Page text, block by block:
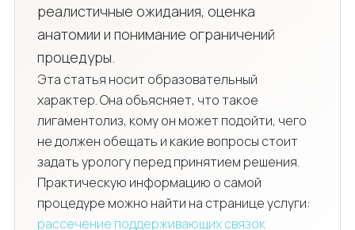
реалистичные ожидания, оценка
анатомии и понимание ограничений
процедуры.
Эта статья носит образовательный
характер. Она объясняет, что такое
лигаментолиз, кому он может подойти, чего
не должен обещать и какие вопросы стоит
задать урологу перед принятием решения.
Практическую информацию о самой
процедуре можно найти на странице услуги:
рассечение поддерживающих связок